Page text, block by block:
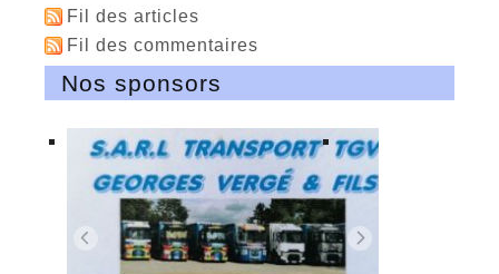
Fil des articles
Fil des commentaires
Nos sponsors